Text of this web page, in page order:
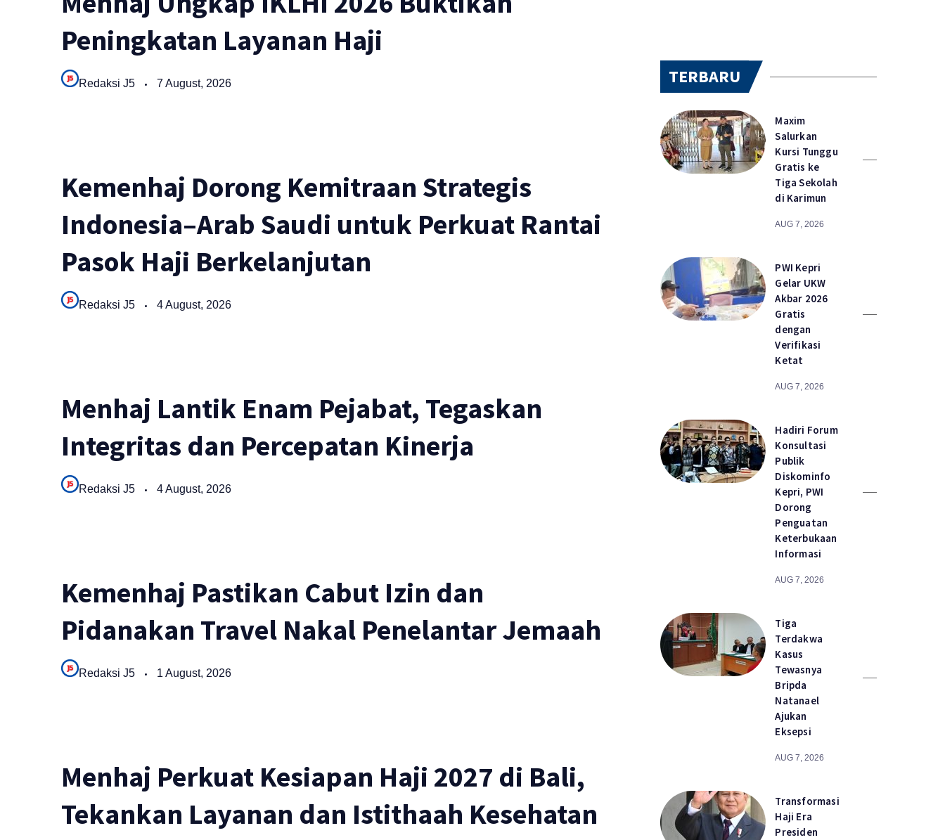
Peningkatan Layanan Haji
Redaksi J5 7 August, 2026
Kemenhaj Dorong Kemitraan Strategis
Indonesia–Arab Saudi untuk Perkuat Rantai
Pasok Haji Berkelanjutan
Redaksi J5 4 August, 2026
Menhaj Lantik Enam Pejabat, Tegaskan
Integritas dan Percepatan Kinerja
Redaksi J5 4 August, 2026
Kemenhaj Pastikan Cabut Izin dan
Pidanakan Travel Nakal Penelantar Jemaah
Redaksi J5 1 August, 2026
Menhaj Perkuat Kesiapan Haji 2027 di Bali,
Tekankan Layanan dan Istithaah Kesehatan
TERBARU
Maxim
Salurkan
Kursi Tunggu
Gratis ke
Tiga Sekolah
di Karimun
AUG 7, 2026
PWI Kepri
Gelar UKW
Akbar 2026
Gratis
dengan
Verifikasi
Ketat
AUG 7, 2026
Hadiri Forum
Konsultasi
Publik
Diskominfo
Kepri, PWI
Dorong
Penguatan
Keterbukaan
Informasi
AUG 7, 2026
Tiga
Terdakwa
Kasus
Tewasnya
Bripda
Natanael
Ajukan
Eksepsi
AUG 7, 2026
Transformasi
Haji Era
Presiden